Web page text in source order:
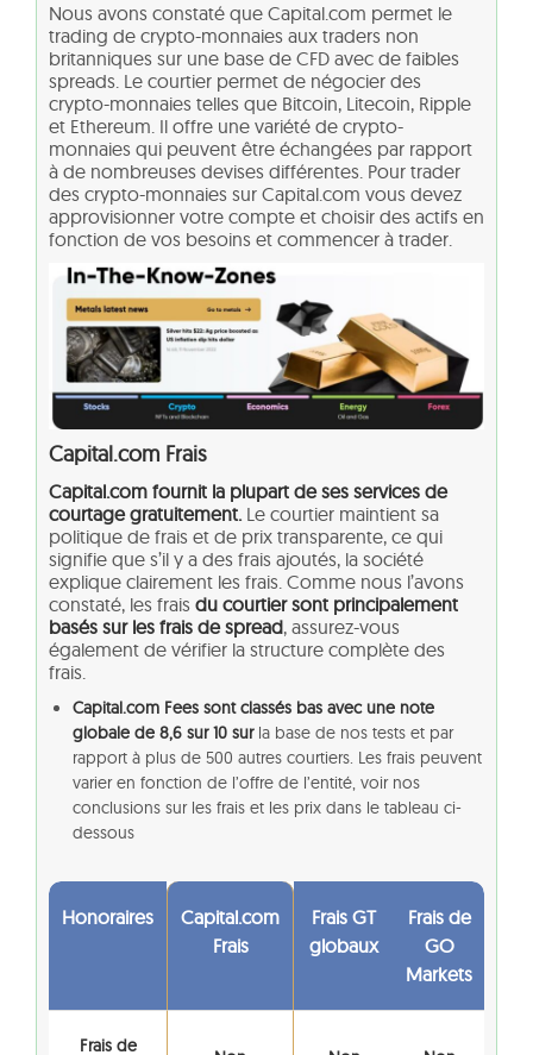
Nous avons constaté que Capital.com permet le
trading de crypto-monnaies aux traders non
britanniques sur une base de CFD avec de faibles
spreads. Le courtier permet de négocier des
crypto-monnaies telles que Bitcoin, Litecoin, Ripple
et Ethereum. Il offre une variété de crypto-
monnaies qui peuvent être échangées par rapport
à de nombreuses devises différentes. Pour trader
des crypto-monnaies sur Capital.com vous devez
approvisionner votre compte et choisir des actifs en
fonction de vos besoins et commencer à trader.
Capital.com Frais
Capital.com fournit la plupart de ses services de
courtage gratuitement. Le courtier maintient sa
politique de frais et de prix transparente, ce qui
signifie que s’il y a des frais ajoutés, la société
explique clairement les frais. Comme nous l’avons
constaté, les frais du courtier sont principalement
basés sur les frais de spread, assurez-vous
également de vérifier la structure complète des
frais.
Capital.com Fees sont classés bas avec une note
globale de 8,6 sur 10 surla base de nos tests et par
rapport à plus de 500 autres courtiers. Les frais peuvent
varier en fonction de l’offre de l’entité, voir nos
conclusions sur les frais et les prix dans le tableau ci-
dessous
Honoraires
Capital.com
Frais
Frais GT
globaux
Frais de
GO
Markets
Frais de